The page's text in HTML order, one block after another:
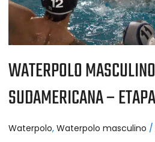
WATERPOLO
SUDAMERICANA –
Waterpolo, Waterpolo masculino /